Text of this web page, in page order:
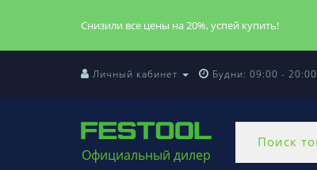
Снизили все цены на 20%, успей купить!
Личный кабинет Будни: 09:00 - 20:00
Официальный дилер